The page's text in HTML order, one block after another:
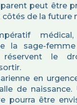
peut être
côtés de la future
la sage-
réservent le
en
de naissance.
pourra être